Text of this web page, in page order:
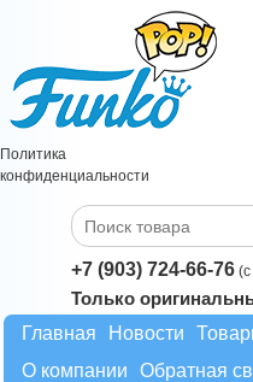
Политика
конфиденциальности
+7 (903) 724-66-76
Только
Главная
Новости
О компании
Обратная